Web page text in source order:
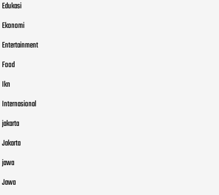
Edukasi
Ekonomi
Entertainment
Food
Ikn
Internasional
jakarta
Jakarta
jawa
Jawa